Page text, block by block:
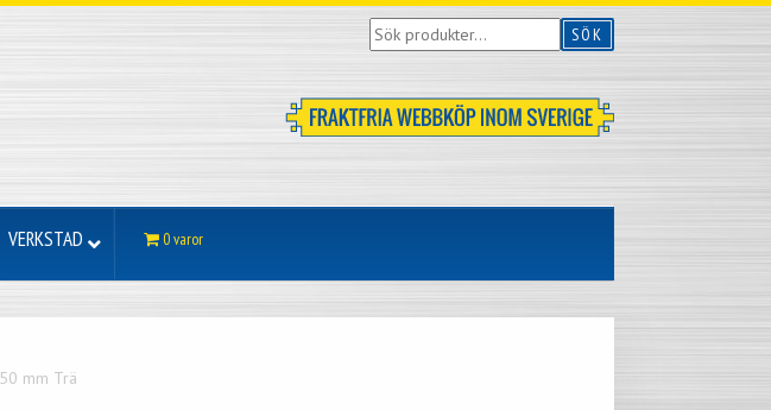
Sök
produkter...
SÖK
VERKSTAD 0 varor
mm Trä